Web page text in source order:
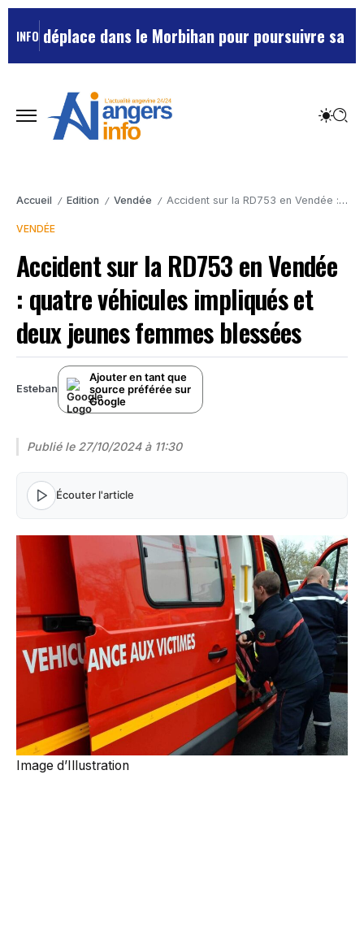
INFO
se déplace dans le Morbihan pour poursuivre sa
Accueil / Edition / Vendée / Accident sur la RD753 en Vendée : quatre véhicules impliqués et deux jeunes femmes blessées
VENDÉE
Accident sur la RD753 en Vendée
: quatre véhicules impliqués et
deux jeunes femmes blessées
Esteban
Ajouter en tant que
source préférée sur
Google
Publié le 27/10/2024 à 11:30
Écouter l'article
Image d’Illustration